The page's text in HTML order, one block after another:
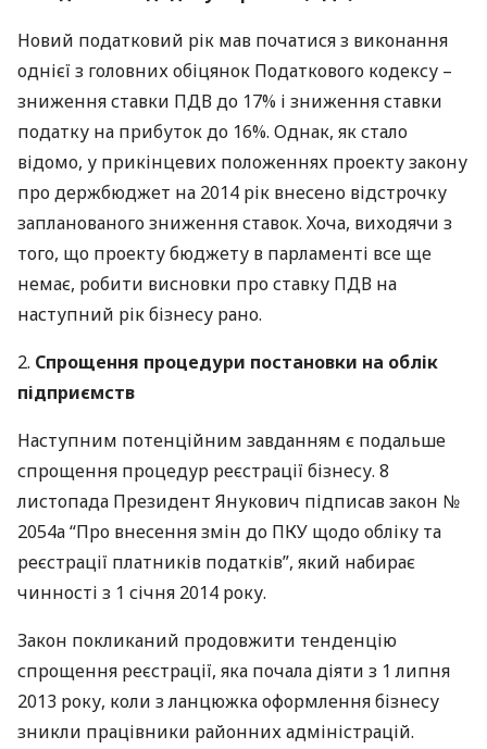
Новий податковий рік мав початися з виконання
однієї з головних обіцянок Податкового кодексу –
зниження ставки ПДВдо 17% і зниження ставки
податку на прибуток до 16%. Однак, як стало
відомо, у прикінцевих положеннях проекту закону
про держбюджет на 2014 рік внесено відстрочку
запланованого зниження ставок. Хоча, виходячи з
того, що проекту бюджету в парламенті все ще
немає, робити висновки про ставку ПДВ на
наступний рік бізнесу рано.
2. Спрощення процедури постановки на облік
підприємств
Наступним потенційним завданням є подальше
спрощення процедур реєстрації бізнесу. 8
листопада Президент Янукович підписав закон №
2054а “Про внесення змін до ПКУ щодо обліку та
реєстрації платників податків”, який набирає
чинності з 1 січня 2014 року.
Закон покликаний продовжити тенденцію
спрощення реєстрації, яка почала діяти з 1 липня
2013 року, коли з ланцюжка оформлення бізнесу
зникли працівники районних адміністрацій.